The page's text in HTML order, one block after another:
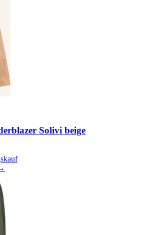
Solivi beige